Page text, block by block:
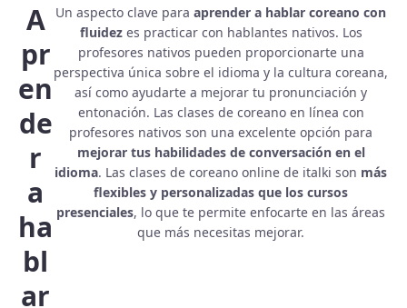
A
pr
en
de
r
a
ha
bl
ar
Un aspecto clave para aprender a hablar coreano con
fluidezes practicar con hablantes nativos. Los
profesores nativos pueden proporcionarte una
perspectiva única sobre el idioma y la cultura coreana,
así como ayudarte a mejorar tu pronunciación y
entonación. Las clases de coreano en línea con
profesores nativos son una excelente opción para
mejorar tus habilidades de conversación en el
idioma. Las clases de coreano online de italki son más
flexibles y personalizadas que los cursos
presenciales, lo que te permite enfocarte en las áreas
que más necesitas mejorar.